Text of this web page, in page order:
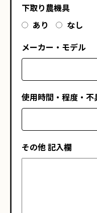
下取り農機具
あり
なし
メーカー・モデル
使用時間・程度・不
その他 記入欄